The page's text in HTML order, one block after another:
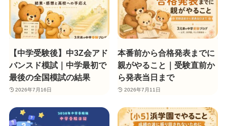
【中学受験後】中3Z会アド
バンスド模試｜中学最初で
最後の全国模試の結果
2026年7月16日
本番前から合格発表までに
親がやること｜受験直前か
ら発表当日まで
2026年7月11日